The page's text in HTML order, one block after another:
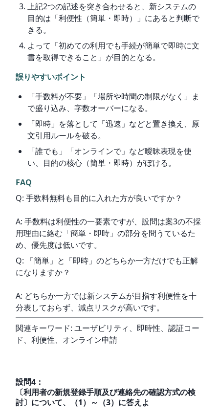
上記2つの記述を突き合わせると、新システムの
目的は「利便性（簡単・即時）」にあると判断で
きる。
よって「初めての利用でも手続が簡単で即時に文
書を取得できること」が目的となる。
誤りやすいポイント
「手数料が不要」「場所や時間の制限がなく」ま
で盛り込み、字数オーバーになる。
「即時」を落として「迅速」などと置き換え、原
文引用ルールを破る。
「誰でも」「オンラインで」など曖昧表現を使
い、目的の核心（簡単・即時）がぼける。
FAQ
Q: 手数料無料も目的に入れた方が良いですか？
A: 手数料は利便性の一要素ですが、設問は案3の不採
用理由に絡む「簡単・即時」の部分を問うているた
め、優先度は低いです。
Q: 「簡単」と「即時」のどちらか一方だけでも正解
になりますか？
A: どちらか一方では新システムが目指す利便性を十
分表しておらず、減点リスクが高いです。
関連キーワード: ユーザビリティ、即時性、認証コー
ド、利便性、オンライン申請
設問4 ：
〔利用者の新規登録手順及び連絡先の確認方式の検
討〕について、（1）～（3）に答えよ